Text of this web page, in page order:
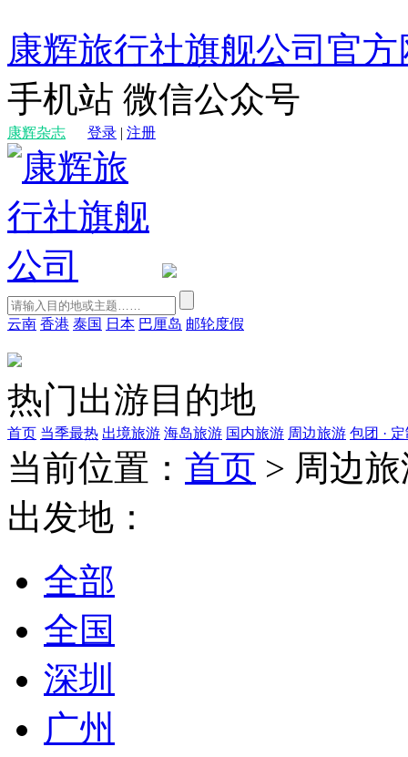
康辉旅行社旗舰公司官方
手机站 微信公众号
康辉杂志 登录 | 注册
云南 香港 泰国 日本 巴厘岛 邮轮度假
热门出游目的地
首页 当季最热 出境旅游 海岛旅游 国内旅游 周边旅游 包团 ·
当前位置： 首页 > 周边
出发地：
全部
全国
深圳
广州